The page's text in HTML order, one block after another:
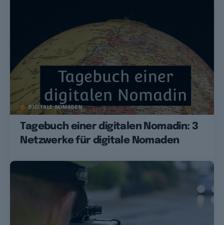
DIGITALE NOMADEN
Tagebuch einer digitalen Nomadin: 3
Netzwerke für digitale Nomaden